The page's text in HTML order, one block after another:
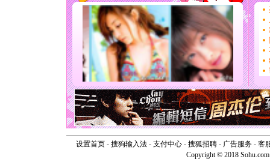
[春节]传
片叶子
送你一
[圣诞节]
你太多
要平安
[圣诞节]
能正大
天都要快
[圣诞节]
如意,快
[元旦]看
断电。爱
你是我专
[元旦] 如
设置首页- 搜狗输入法- 支付中心- 搜狐招聘- 广告服务- 客
Copyright © 2018